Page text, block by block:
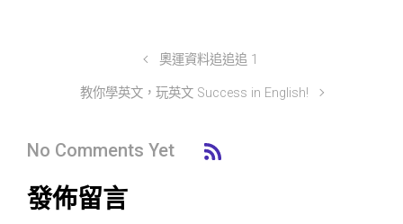
奧運資料追追追 1
教你學英文，玩英文 Success in English!
No Comments Yet
發佈留言